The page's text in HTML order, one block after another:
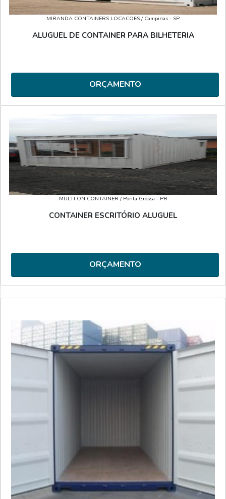
MIRANDA CONTAINERS LOCACOES / Campinas - SP
ALUGUEL DE CONTAINER PARA BILHETERIA
ORÇAMENTO
MULTI ON CONTAINER / Ponta Grossa - PR
CONTAINER ESCRITÓRIO ALUGUEL
ORÇAMENTO